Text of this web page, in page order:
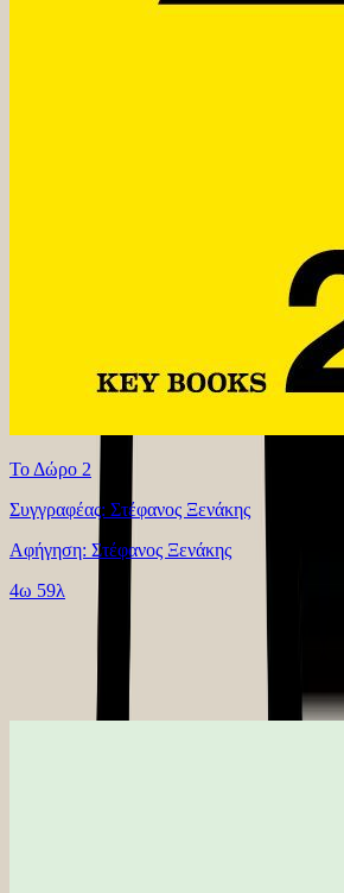
Το Δώρο 2
Συγγραφέας: Στέφανος Ξενάκης
Αφήγηση: Στέφανος Ξενάκης
4ω 59λ
Παρόμοιες επιλογές